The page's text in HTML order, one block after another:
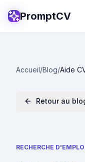
PromptCV
Accueil/Blog/Aide
Retour au
RECHERCHE